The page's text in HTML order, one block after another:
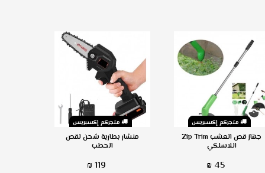
متجركم إكسبريس
جهاز قص العشب Zip Trim
اللاسلكي
45 ₪
متجركم إكسبريس
منشار بطارية شحن لقص
الحطب
119 ₪